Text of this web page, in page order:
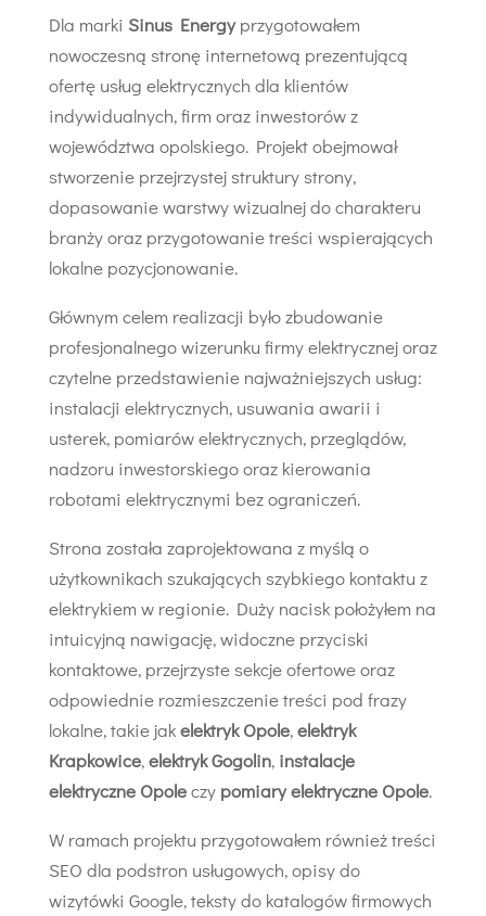
Dla marki Sinus Energyprzygotowałem
nowoczesną stronę internetową prezentującą
ofertę usług elektrycznych dla klientów
indywidualnych, firm oraz inwestorów z
województwa opolskiego. Projekt obejmował
stworzenie przejrzystej struktury strony,
dopasowanie warstwy wizualnej do charakteru
branży oraz przygotowanie treści wspierających
lokalne pozycjonowanie.
Głównym celem realizacji było zbudowanie
profesjonalnego wizerunku firmy elektrycznej oraz
czytelne przedstawienie najważniejszych usług:
instalacji elektrycznych, usuwania awarii i
usterek, pomiarów elektrycznych, przeglądów,
nadzoru inwestorskiego oraz kierowania
robotami elektrycznymi bez ograniczeń.
Strona została zaprojektowana z myślą o
użytkownikach szukających szybkiego kontaktu z
elektrykiem w regionie. Duży nacisk położyłem na
intuicyjną nawigację, widoczne przyciski
kontaktowe, przejrzyste sekcje ofertowe oraz
odpowiednie rozmieszczenie treści pod frazy
lokalne, takie jakelektryk Opole,elektryk
Krapkowice,elektryk Gogolin, instalacje
elektryczne Opoleczy pomiary elektryczne Opole.
W ramach projektu przygotowałem również treści
SEO dla podstron usługowych, opisy do
wizytówki Google, teksty do katalogów firmowych